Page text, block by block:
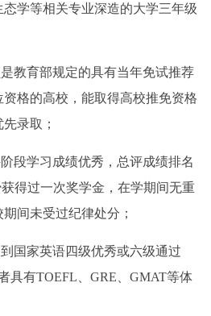
学等相关专业深造的大学三年级
育部规定的具有当年免试推荐
格的高校，能取得高校推免资格
录取；
学习成绩优秀，总评成绩排名
得过一次奖学金，在学期间无重
间未受过纪律处分；
家英语四级优秀或六级通过
具有TOEFL、GRE、GMAT等体